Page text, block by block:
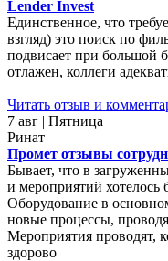
Lender Invest
Единственное, что
взгляд) это поиск по
подвисает при большой
отлажен, коллеги
Читать отзыв и
7 авг | Пятница
Ринат
Промет отзывы
Бывает, что в
и мероприятий хотелось
Оборудование в
новые процессы,
Мероприятия проводят,
здорово